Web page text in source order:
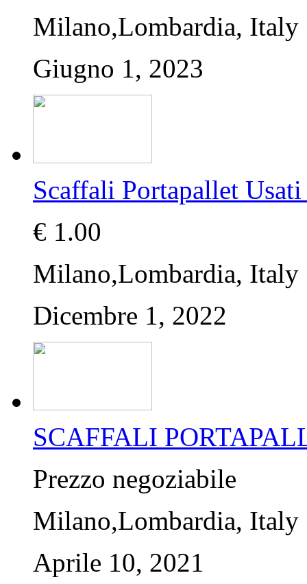
Milano,Lombardia, Italy
Giugno 1, 2023
Scaffali Portapallet
€ 1.00
Milano,Lombardia, Italy
Dicembre 1, 2022
SCAFFALI
Prezzo negoziabile
Milano,Lombardia, Italy
Aprile 10, 2021